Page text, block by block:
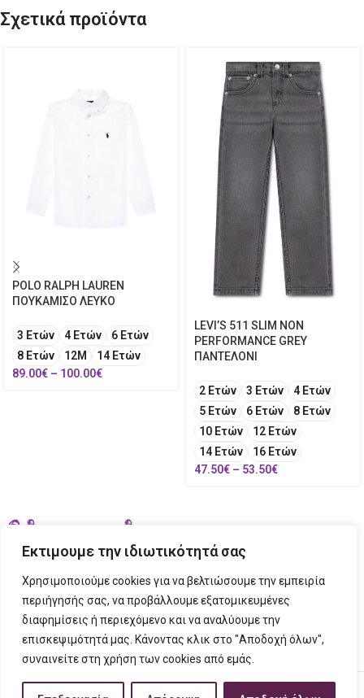
Εκτιμουμε την ιδιωτικότητά σας
Χρησιμοποιούμε cookies για να βελτιώσουμε την εμπειρία
περιήγησής σας, να προβάλλουμε εξατομικευμένες
διαφημίσεις ή περιεχόμενο και να αναλύουμε την
επισκεψιμότητά μας. Κάνοντας κλικ στο "Αποδοχή όλων",
συναινείτε στη χρήση των cookies από εμάς.
Σχετικά προϊόντα
POLO RALPH LAUREN
ΠΟΥΚΑΜΙΣΟ ΛΕΥΚΟ
3 Ετών 4 Ετών
6 Ετών
8 Ετών
12Μ
14 Ετών
89.00€ – 100.00€
LEVI’S 511 SLIM NON
PERFORMANCE GREY
ΠΑΝΤΕΛΟΝΙ
2 Ετών 3 Ετών
4 Ετών
5 Ετών
6 Ετών
8 Ετών
10 Ετών
12 Ετών
14 Ετών
16 Ετών
47.50€ – 53.50€
ΣΤΟΙΧΕΙΑ ΕΠΙΚΟΙΝΩΝΙΑΣ
ΠΛΗΡΟΦΟΡΙΕΣ
FIGURINO 2023 CREATED BYTech PlaceCreative Ideas Creative Solutions.